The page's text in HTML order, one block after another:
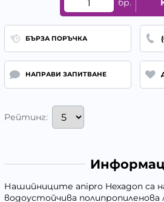
бр.
БЪРЗА ПОРЪЧКА
НАПРАВИ ЗАПИТВАНЕ
Рейтинг:
Нашийниците anipro Hexagon са
водоустойчива